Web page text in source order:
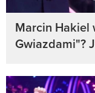
Marcin Hakiel
Gwiazdami"?